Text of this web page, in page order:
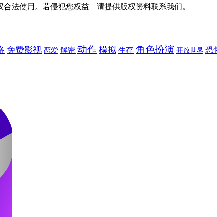
法使用。若侵犯您权益，请提供版权资料联系我们。
免费影视 恋爱 解密 动作 模拟 生存 角色扮演 开放世界 恐